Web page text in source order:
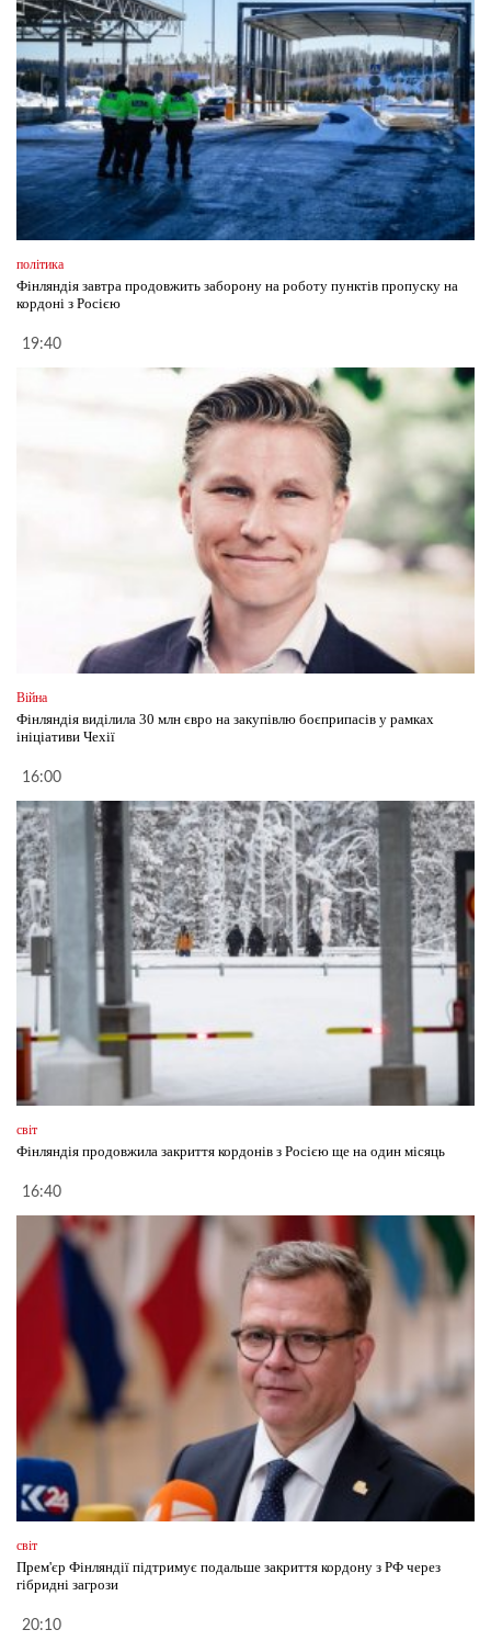
політика
Фінляндія завтра продовжить заборону на роботу пунктів пропуску на
кордоні з Росією
19:40
Війна
Фінляндія виділила 30 млн євро на закупівлю боєприпасів у рамках
ініціативи Чехії
16:00
світ
Фінляндія продовжила закриття кордонів з Росією ще на один місяць
16:40
світ
Прем'єр Фінляндії підтримує подальше закриття кордону з РФ через
гібридні загрози
20:10